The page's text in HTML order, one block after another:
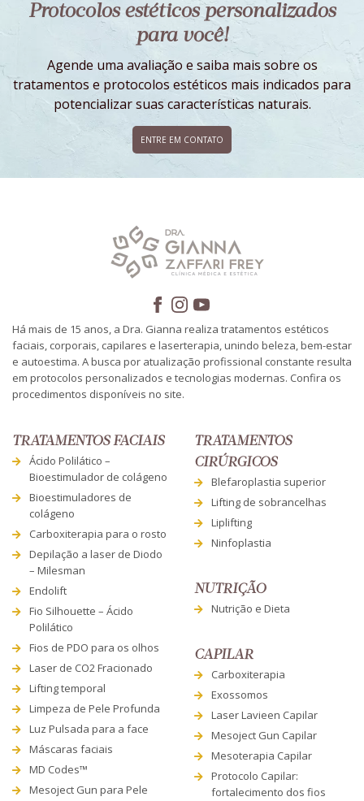
Protocolos estéticos personalizados
para você!
Agende uma avaliação e saiba mais sobre os
tratamentos e protocolos estéticos mais indicados para
potencializar suas características naturais.
ENTRE EM CONTATO
Há mais de 15 anos, a Dra. Gianna realiza tratamentos estéticos
faciais, corporais, capilares e laserterapia, unindo beleza, bem-estar
e autoestima. A busca por atualização profissional constante resulta
em protocolos personalizados e tecnologias modernas. Confira os
procedimentos disponíveis no site.
TRATAMENTOS FACIAIS
Ácido Polilático –
Bioestimulador de colágeno
Bioestimuladores de
colágeno
Carboxiterapia para o rosto
Depilação a laser de Diodo
– Milesman
Endolift
Fio Silhouette – Ácido
Polilático
Fios de PDO para os olhos
Laser de CO2 Fracionado
Lifting temporal
Limpeza de Pele Profunda
Luz Pulsada para a face
Máscaras faciais
MD Codes™
Mesoject Gun para Pele
TRATAMENTOS
CIRÚRGICOS
Blefaroplastia superior
Lifting de sobrancelhas
Liplifting
Ninfoplastia
NUTRIÇÃO
Nutrição e Dieta
CAPILAR
Carboxiterapia
Exossomos
Laser Lavieen Capilar
Mesoject Gun Capilar
Mesoterapia Capilar
Protocolo Capilar:
fortalecimento dos fios